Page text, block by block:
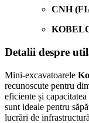
CNH
Detalii despre
Mini-excavatoarele
recunoscute pentru
eficiente și
sunt ideale pentru
lucrări de